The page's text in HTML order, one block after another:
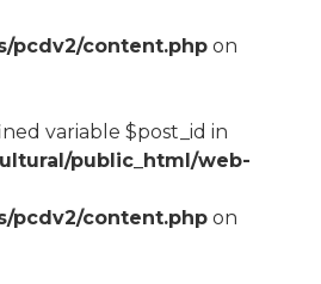
pcdv2/content.phpon
variable $post_id in
public_html/web-
pcdv2/content.phpon